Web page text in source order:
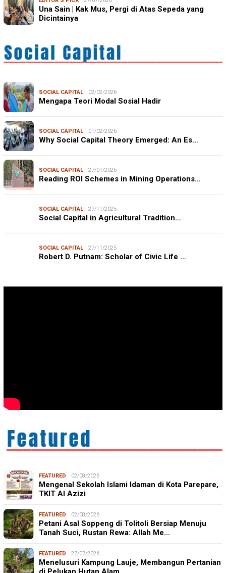
Una Sain | Kak Mus, Pergi di Atas Sepeda yang
Dicintainya
SOCIAL CAPITAL 02/02/2026
Mengapa Teori Modal Sosial Hadir
SOCIAL CAPITAL 01/02/2026
Why Social Capital Theory Emerged: An Es…
SOCIAL CAPITAL 27/01/2026
Reading ROI Schemes in Mining Operations…
SOCIAL CAPITAL 27/11/2025
Social Capital in Agricultural Tradition…
SOCIAL CAPITAL 27/11/2025
Robert D. Putnam: Scholar of Civic Life …
FEATURED 02/08/2026
Mengenal Sekolah Islami Idaman di Kota Parepare,
TKIT Al Azizi
FEATURED 02/08/2026
Petani Asal Soppeng di Tolitoli Bersiap Menuju
Tanah Suci, Rustan Rewa: Allah Me…
FEATURED 27/07/2026
Menelusuri Kampung Lauje, Membangun Pertanian